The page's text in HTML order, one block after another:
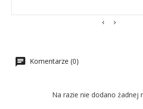
Komentarze (0)
Na razie nie dodano żadnej